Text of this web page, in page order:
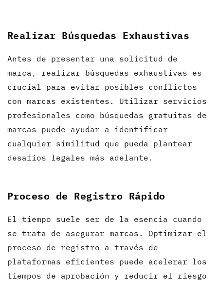
Realizar Búsquedas Exhaustivas
Antes de presentar una solicitud de
marca, realizar búsquedas exhaustivas es
crucial para evitar posibles conflictos
con marcas existentes. Utilizar servicios
profesionales como búsquedas gratuitas de
marcas puede ayudar a identificar
cualquier similitud que pueda plantear
desafíos legales más adelante.
Proceso de Registro Rápido
El tiempo suele ser de la esencia cuando
se trata de asegurar marcas. Optimizar el
proceso de registro a través de
plataformas eficientes puede acelerar los
tiempos de aprobación y reducir el riesgo